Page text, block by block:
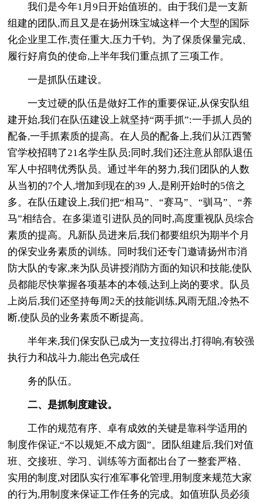
我们是今年1月9日开始值班的。由于我们是一支新
组建的团队,而且又是在扬州珠宝城这样一个大型的国际
化企业里工作,责任重大,压力千钧。为了保质保量完成、
履行好肩负的使命,上半年我们重点抓了三项工作。
一是抓队伍建设。
一支过硬的队伍是做好工作的重要保证,从保安队组
建开始,我们在队伍建设上就坚持“两手抓”:一手抓人员的
配备,一手抓素质的提高。在人员的配备上,我们从江西警
官学校招聘了21名学生队员;同时,我们还注意从部队退伍
军人中招聘优秀队员。通过半年的努力,我们团队的人数
从当初的7个人,增加到现在的39 人,是刚开始时的5倍之
多。在队伍建设上,我们把“相马”、“赛马”、“驯马”、“养
马”相结合。在多渠道引进队员的同时,高度重视队员综合
素质的提高。凡新队员进来后,我们都要组织为期半个月
的保安业务素质的训练。同时我们还专门邀请扬州市消
防大队的专家,来为队员讲授消防方面的知识和技能,使队
员都能尽快掌握各项基本的本领,达到上岗的要求。队员
上岗后,我们还坚持每周2天的技能训练,风雨无阻,冷热不
断,使队员的业务素质不断提高。
半年来,我们保安队已成为一支拉得出,打得响,有较强
执行力和战斗力,能出色完成任
务的队伍。
二、是抓制度建设。
工作的规范有序、卓有成效的关键是靠科学适用的
制度作保证,“不以规矩,不成方圆”。团队组建后,我们对值
班、交接班、学习、训练等方面都出台了一整套严格、
实用的制度,对团队实行准军事化管理,用制度来规范大家
的行为,用制度来保证工作任务的完成。如值班队员必须